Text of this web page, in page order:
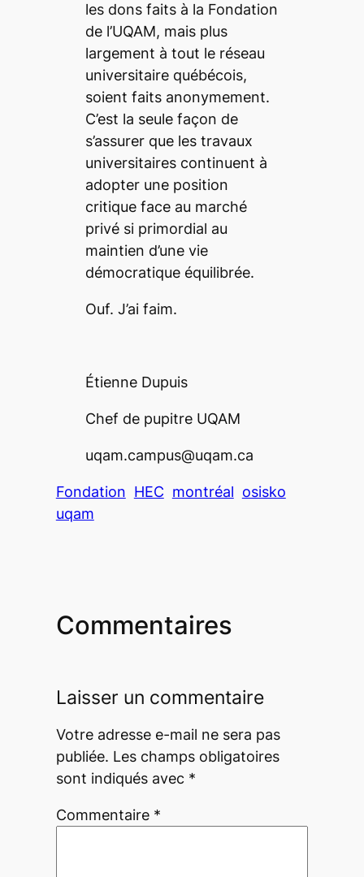
les dons faits à la Fondation
de l’UQAM, mais plus
largement à tout le réseau
universitaire québécois,
soient faits anonymement.
C’est la seule façon de
s’assurer que les travaux
universitaires continuent à
adopter une position
critique face au marché
privé si primordial au
maintien d’une vie
démocratique équilibrée.
Ouf. J’ai faim.
Étienne Dupuis
Chef de pupitre UQAM
uqam.campus@uqam.ca
Fondation HEC montréal osisko
uqam
Commentaires
Laisser un commentaire
Votre adresse e-mail ne sera pas
publiée. Les champs obligatoires
sont indiqués avec *
Commentaire *